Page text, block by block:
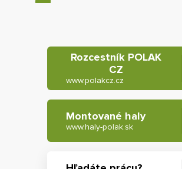
Rozcestník POLAK
CZ
www.polakcz.cz
Montované haly
www.haly-polak.sk